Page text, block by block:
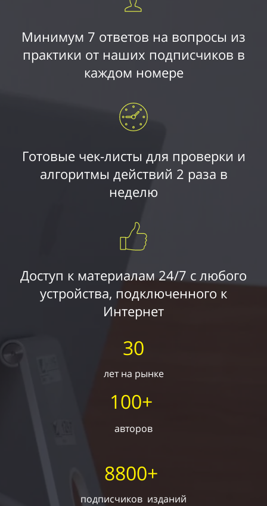
Минимум 7 ответов на вопросы из
практики от наших подписчиков в
каждом номере
Готовые чек-листы для проверки и
алгоритмы действий 2 раза в
неделю
Доступ к материалам 24/7 с любого
устройства, подключенного к
Интернет
30
лет на рынке
100+
авторов
8800+
подписчиков изданий